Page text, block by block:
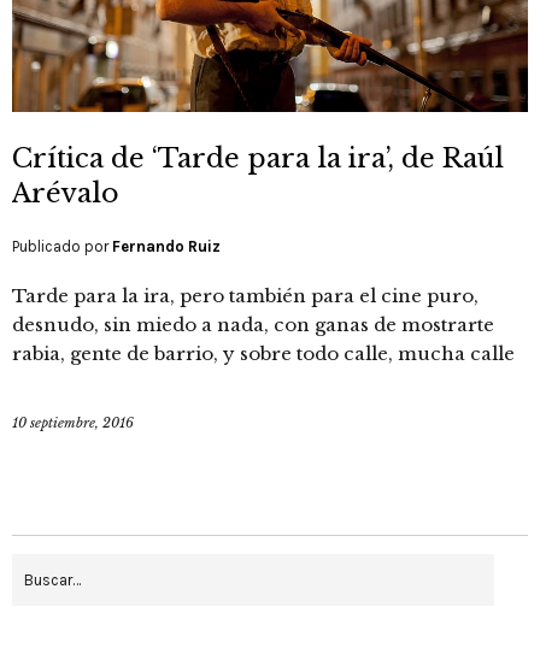
Crítica de ‘Tarde para la ira’, de Raúl
Arévalo
Publicado por Fernando Ruiz
Tarde para la ira, pero también para el cine puro,
desnudo, sin miedo a nada, con ganas de mostrarte
rabia, gente de barrio, y sobre todo calle, mucha calle
10 septiembre, 2016